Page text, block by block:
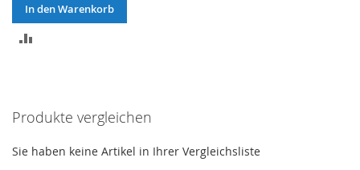
In den Warenkorb
Produkte vergleichen
Sie haben keine Artikel in Ihrer Vergleichsliste